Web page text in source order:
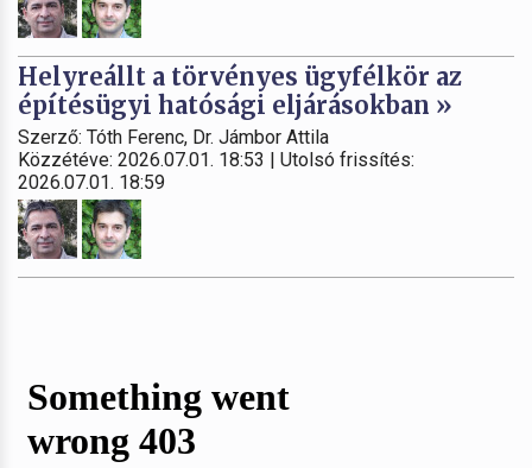
Helyreállt a törvényes ügyfélkör az
építésügyi hatósági eljárásokban »
Szerző: Tóth Ferenc, Dr. Jámbor Attila
Közzétéve: 2026.07.01. 18:53 | Utolsó frissítés:
2026.07.01. 18:59